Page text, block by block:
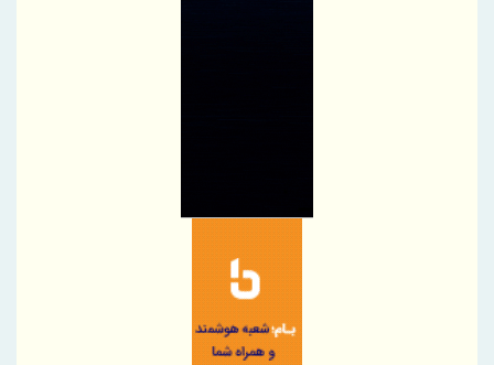
اجرای برنامه تحول بانک با تمرکز بر منابع پایدار، درآمدهای کارمزدی و
دکتر للـه‌گانی: ابزارهای نوین تامین مالی، منابع بانکی را هدفمندتر به
سمت بنگاه‌های اقتصادی هدایت می‌کند
تقدیر و تشکر مدیرعامل پست بانک ایران از کلیه همکاران موثر در توزیع